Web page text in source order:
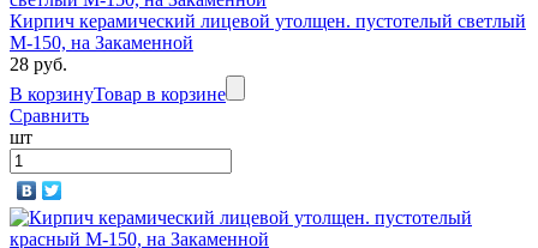
Кирпич керамический лицевой утолщен. пустотелый светлый
М-150, на Закаменной
28 руб.
В корзинуТовар в корзине
Сравнить
шт